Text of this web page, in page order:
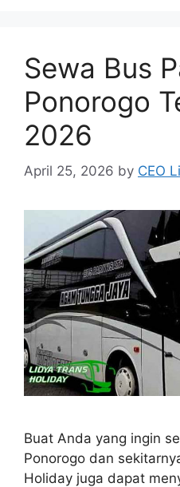
Sewa Bus
Ponorogo
2026
April 25, 2026 by CEO
Buat Anda yang ingin
Ponorogo dan
Holiday juga dapat